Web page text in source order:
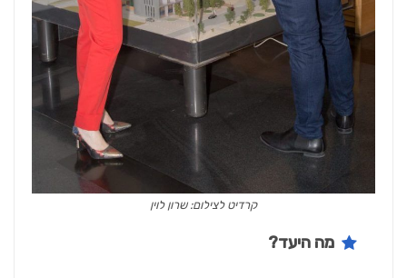
קרדיט לצילום: שרון לוין
מה היעד?